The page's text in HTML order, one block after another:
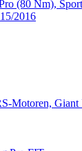
(80 Nm),
2016
Motoren, Giant